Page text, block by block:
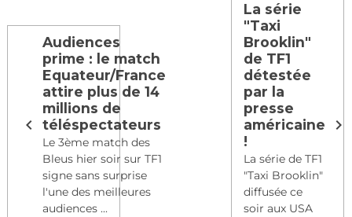
Audiences
prime : le match
Equateur/France
attire plus de 14
millions de
téléspectateurs
Le 3ème match des
Bleus hier soir sur TF1
signe sans surprise
l'une des meilleures
audiences ...
La série
"Taxi
Brooklin"
de TF1
détestée
par la
presse
américaine
!
La série de TF1
"Taxi Brooklin"
diffusée ce
soir aux USA